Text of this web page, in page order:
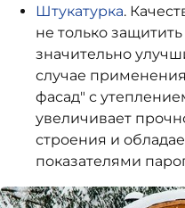
Штукатурка.
не только
значительно
случае
фасад" с
увеличивает
строения и
показателями